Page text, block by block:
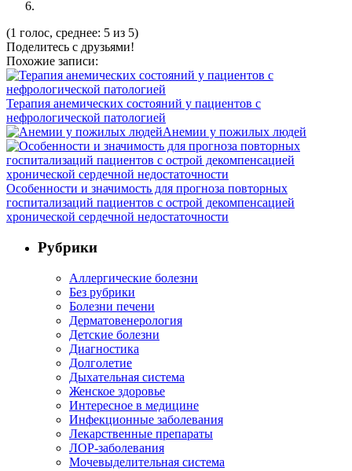
(1 голос, среднее: 5 из 5)
Поделитесь с друзьями!
Похожие записи:
Терапия анемических состояний у пациентов с
нефрологической патологией
Анемии у пожилых людей
Особенности и значимость для прогноза повторных
госпитализаций пациентов с острой декомпенсацией
хронической сердечной недостаточности
Рубрики
Аллергические болезни
Без рубрики
Болезни печени
Дерматовенерология
Детские болезни
Диагностика
Долголетие
Дыхательная система
Женское здоровье
Интересное в медицине
Инфекционные заболевания
Лекарственные препараты
ЛОР-заболевания
Мочевыделительная система